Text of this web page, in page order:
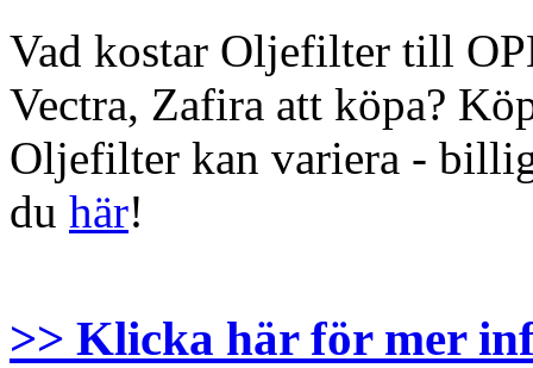
Vad kostar Oljefilter till
Vectra, Zafira att köpa?
Oljefilter kan variera -
du här!
>> Klicka här för mer